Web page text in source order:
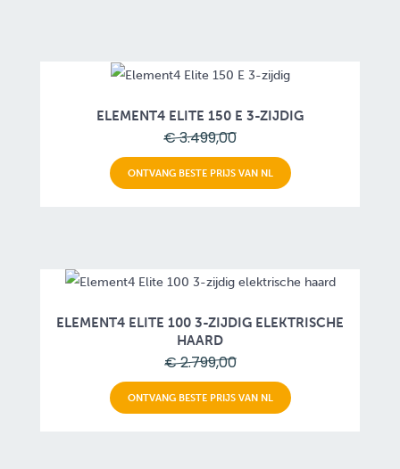
ELEMENT4 ELITE 150 E 3-ZIJDIG
€ 3.499,00
ONTVANG BESTE PRIJS VAN NL
ELEMENT4 ELITE 100 3-ZIJDIG ELEKTRISCHE
HAARD
€ 2.799,00
ONTVANG BESTE PRIJS VAN NL